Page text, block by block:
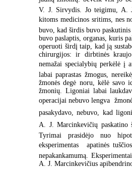
V. J. Sirvydis. Jo teigimu, A.
kitoms medicinos sritims, nes
buvo, kad širdis buvo
buvo paslaptis, organas, kuris
operuoti širdį taip, kad ją
chirurgijos: ir dirbtinės
nemažai specialybių perkėlė į
labai paprastas žmogus,
žmonės degė noru, kėlė savo
žmonių. Ligoniai labai
operacijai nebuvo lengva 
pasakydavo, nebuvo, kad
A. J. Marcinkevičių paskatino
Tyrimai prasidėjo nuo
eksperimentas  apatinės
nepakankamumą.
A. J. Marcinkevičius